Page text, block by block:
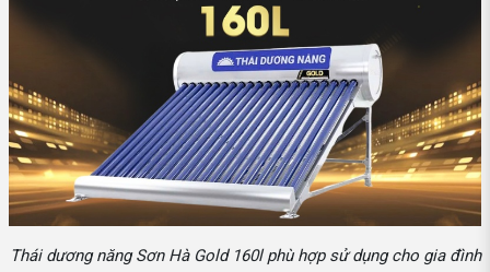
Thái dương năng Sơn Hà Gold 160l phù hợp sử dụng cho gia đình